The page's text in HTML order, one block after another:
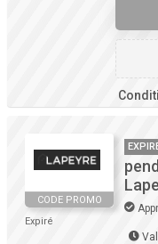
CODE PROMO
Expiré